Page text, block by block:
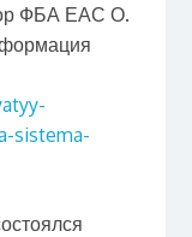
ФБА ЕАС О.
sistema-